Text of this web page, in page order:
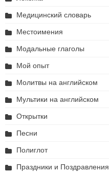
Медицинский словарь
Местоимения
Модальные глаголы
Мой опыт
Молитвы на английском
Мультики на английском
Открытки
Песни
Полиглот
Праздники и Поздравления